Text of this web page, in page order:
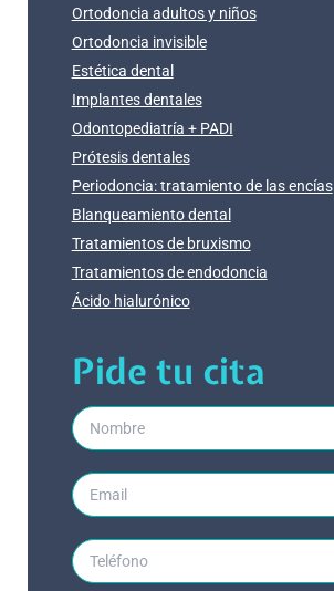
Ortodoncia adultos y niños
Ortodoncia invisible
Estética dental
Implantes dentales
Odontopediatría + PADI
Prótesis dentales
Periodoncia: tratamiento de las encías
Blanqueamiento dental
Tratamientos de bruxismo
Tratamientos de endodoncia
Ácido hialurónico
Pide tu cita